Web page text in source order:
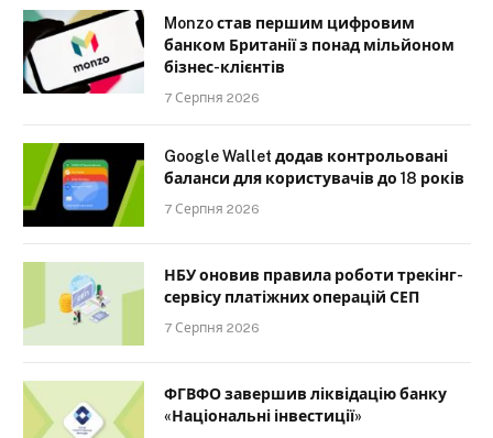
Monzo став першим цифровим
банком Британії з понад мільйоном
бізнес-клієнтів
7 Серпня 2026
Google Wallet додав контрольовані
баланси для користувачів до 18 років
7 Серпня 2026
НБУ оновив правила роботи трекінг-
сервісу платіжних операцій СЕП
7 Серпня 2026
ФГВФО завершив ліквідацію банку
«Національні інвестиції»